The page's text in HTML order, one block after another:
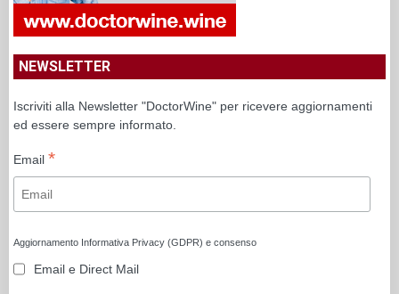
NEWSLETTER
Iscriviti alla Newsletter "DoctorWine" per ricevere aggiornamenti
ed essere sempre informato.
Email *
Aggiornamento Informativa Privacy (GDPR) e consenso
Email e Direct Mail